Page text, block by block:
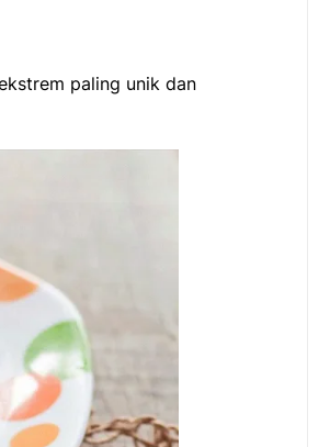
paling unik dan